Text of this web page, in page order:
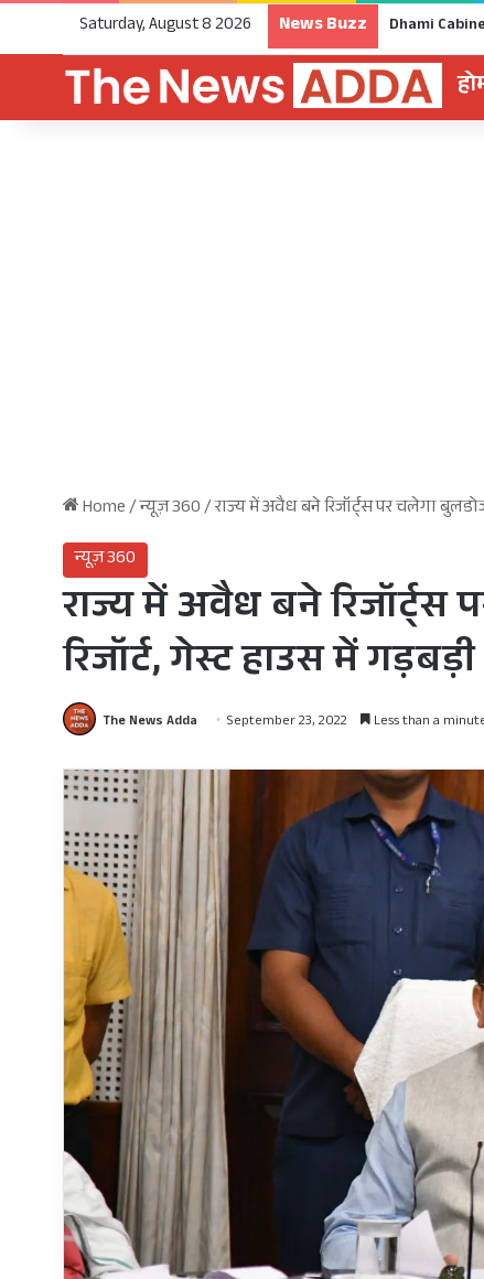
Saturday, August 8 2026 News Buzz
Home/न्यूज़ 360/राज्य में अवैध बने रिजॉर्ट्स पर चलेगा
न्यूज़ 360
राज्य में अवैध बने
रिजॉर्ट, गेस्ट हाउस में
The News Adda September 23, 2022 Less than a